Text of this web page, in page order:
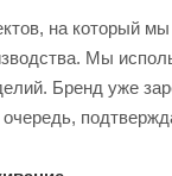
на который
Мы
Бренд уже